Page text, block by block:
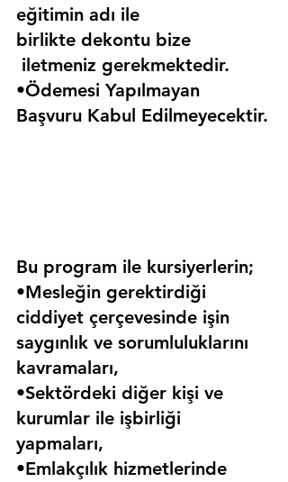
eğitimin adı ile
birlikte dekontu bize
iletmeniz gerekmektedir.
•Ödemesi Yapılmayan
Başvuru Kabul Edilmeyecektir.
Bu program ile kursiyerlerin;
•Mesleğin gerektirdiği
ciddiyet çerçevesinde işin
saygınlık ve sorumluluklarını
kavramaları,
•Sektördeki diğer kişi ve
kurumlar ile işbirliği
yapmaları,
•Emlakçılık hizmetlerinde